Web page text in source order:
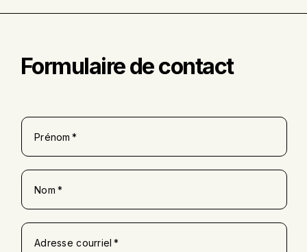
Formulaire de contact
Prénom
Nom
Adresse courriel